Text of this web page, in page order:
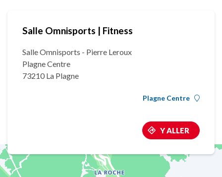
Salle Omnisports | Fitness
Salle Omnisports - Pierre Leroux
Plagne Centre
73210 La Plagne
Plagne Centre
Y ALLER